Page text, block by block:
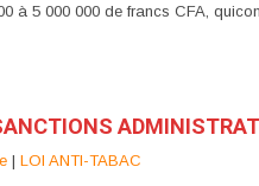
à 5 000 000 de francs CFA,
| LOI ANTI-TABAC